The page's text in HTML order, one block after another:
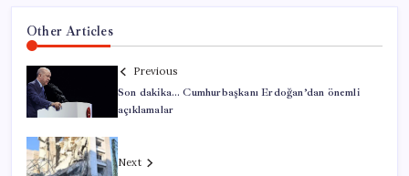
Other Articles
Previous
Son dakika… Cumhurbaşkanı Erdoğan’dan önemli
açıklamalar
Next